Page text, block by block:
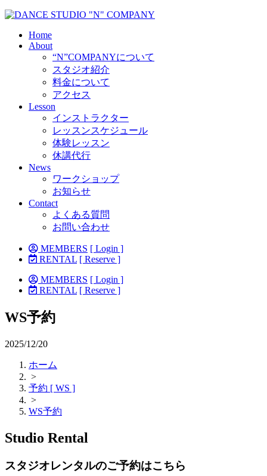
Home
About
“N”COMPANYについて
スタジオ紹介
料金について
アクセス
Lesson
インストラクター
レッスンスケジュール
体験レッスン
休講代行
News
ワークショップ
お知らせ
Contact
よくある質問
お問い合わせ
MEMBERS [ Login ]
RENTAL [ Reserve ]
MEMBERS [ Login ]
RENTAL [ Reserve ]
WS予約
2025/12/20
ホーム
>
予約 [ WS ]
>
WS予約
Studio Rental
スタジオレンタルのご予約はこちら